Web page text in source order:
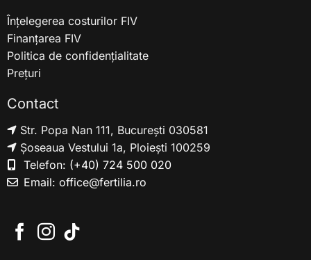
Înțelegerea costurilor FIV
Finanțarea FIV
Politica de confidențialitate
Prețuri
Contact
Str. Popa Nan 111, București 030581
Șoseaua Vestului 1a, Ploiești 100259
Telefon: (+40) 724 500 020
Email: office@fertilia.ro